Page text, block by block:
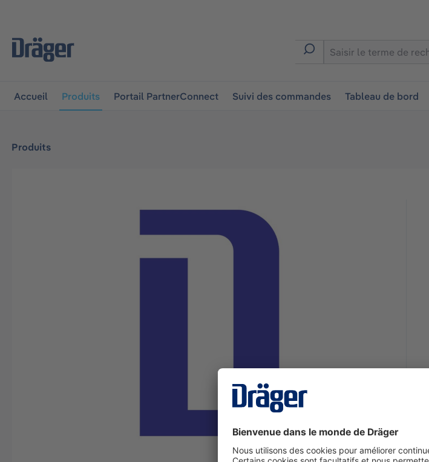
Accueil Produits Portail PartnerConnect Suivi des commandes Tableau de bord
Produits